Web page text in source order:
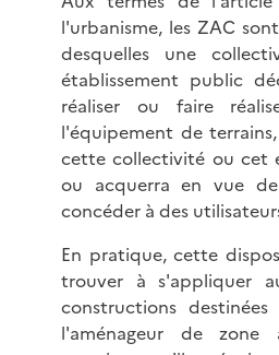
l'urbanisme, les ZAC
desquelles une
établissement public
réaliser ou faire
l'équipement de
cette collectivité ou cet
ou acquerra en vue
concéder à des
En pratique, cette
trouver à s'appliquer
constructions
l'aménageur de zone